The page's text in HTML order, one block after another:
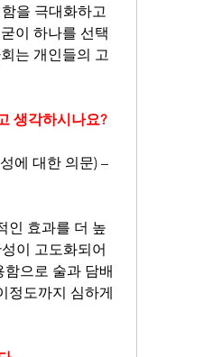
을 극대화하고
이 하나를 선택
는 개인들의 고
생각하시나요?
에 대한 의문) –
인 효과를 더 높
이 고도화되어
으로 술과 담배
정도까지 심하게